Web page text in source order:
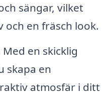
sängar, vilket
en fräsch look.
Med en skicklig
skapa en
atmosfär i ditt